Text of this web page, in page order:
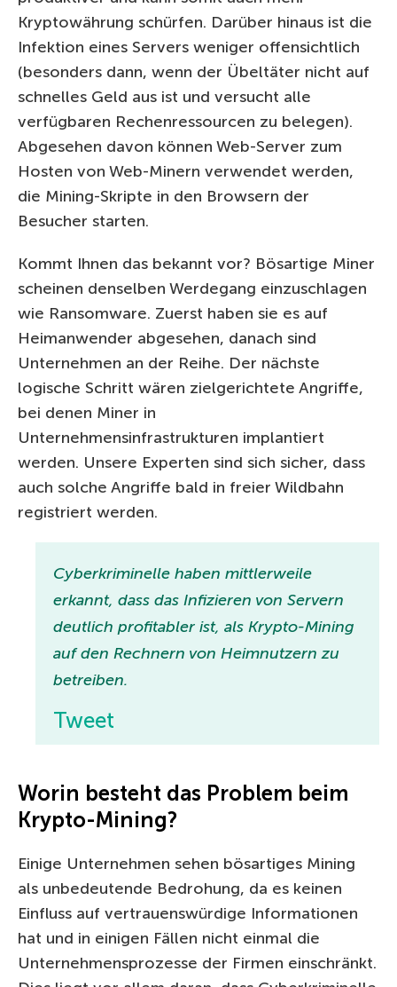
Kryptowährung schürfen. Darüber hinaus ist die
Infektion eines Servers weniger offensichtlich
(besonders dann, wenn der Übeltäter nicht auf
schnelles Geld aus ist und versucht alle
verfügbaren Rechenressourcen zu belegen).
Abgesehen davon können Web-Server zum
Hosten von Web-Minern verwendet werden,
die Mining-Skripte in den Browsern der
Besucher starten.
Kommt Ihnen das bekannt vor? Bösartige Miner
scheinen denselben Werdegang einzuschlagen
wie Ransomware. Zuerst haben sie es auf
Heimanwender abgesehen, danach sind
Unternehmen an der Reihe. Der nächste
logische Schritt wären zielgerichtete Angriffe,
bei denen Miner in
Unternehmensinfrastrukturen implantiert
werden. Unsere Experten sind sich sicher, dass
auch solche Angriffe bald in freier Wildbahn
registriert werden.
Cyberkriminelle haben mittlerweile
erkannt, dass das Infizieren von Servern
deutlich profitabler ist, als Krypto-Mining
auf den Rechnern von Heimnutzern zu
betreiben.
Tweet
Worin besteht das Problem beim
Krypto-Mining?
Einige Unternehmen sehen bösartiges Mining
als unbedeutende Bedrohung, da es keinen
Einfluss auf vertrauenswürdige Informationen
hat und in einigen Fällen nicht einmal die
Unternehmensprozesse der Firmen einschränkt.